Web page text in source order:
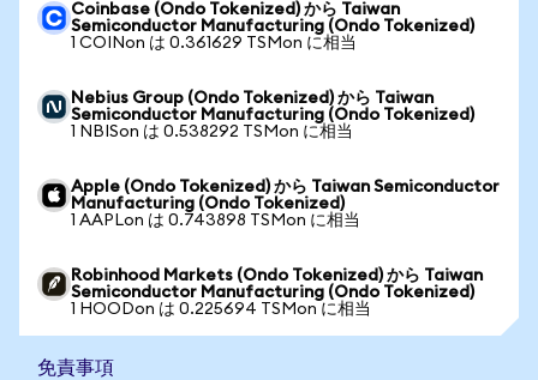
Coinbase (Ondo Tokenized) から Taiwan
Semiconductor Manufacturing (Ondo Tokenized)
1 COINon は 0.361629 TSMon に相当
Nebius Group (Ondo Tokenized) から Taiwan
Semiconductor Manufacturing (Ondo Tokenized)
1 NBISon は 0.538292 TSMon に相当
Apple (Ondo Tokenized) から Taiwan Semiconductor
Manufacturing (Ondo Tokenized)
1 AAPLon は 0.743898 TSMon に相当
Robinhood Markets (Ondo Tokenized) から Taiwan
Semiconductor Manufacturing (Ondo Tokenized)
1 HOODon は 0.225694 TSMon に相当
免責事項